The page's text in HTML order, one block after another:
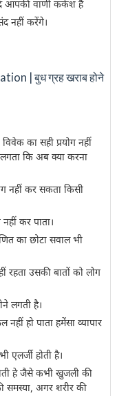
आपकी वाणी कर्कश है
नहीं करेंगे।
| बुध ग्रह खराब होने
का सही प्रयोग नहीं
लगता कि अब क्या करना
नहीं कर सकता किसी
कर पाता।
का छोटा सवाल भी
रहता उसकी बातों को लोग
लगती है।
हो पाता हमेंसा व्यापार
होती है।
हे जैसे कभी खुजली की
समस्या, अगर शरीर की